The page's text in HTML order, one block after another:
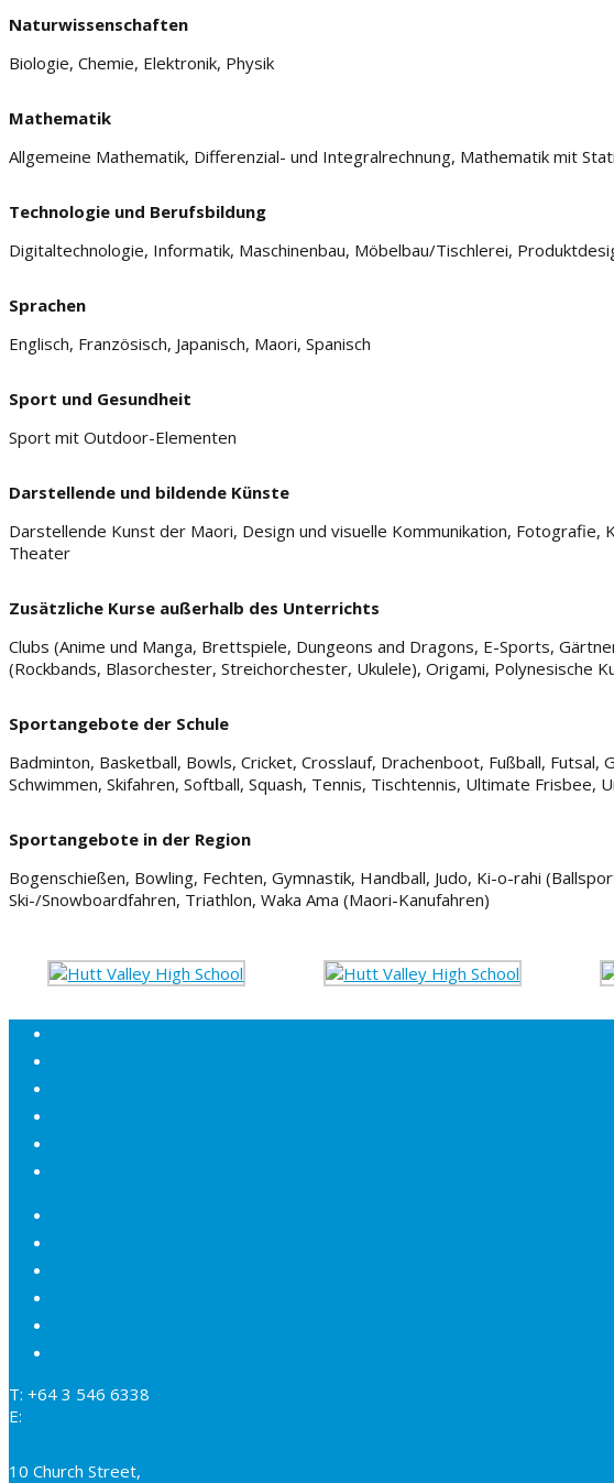
Naturwissenschaften
Biologie, Chemie, Elektronik, Physik
Mathematik
Allgemeine Mathematik, Differenzial- und Integralrechnung, Mathematik mit
Technologie und Berufsbildung
Digitaltechnologie, Informatik, Maschinenbau, Möbelbau/Tischlerei,
Sprachen
Englisch, Französisch, Japanisch, Maori, Spanisch
Sport und Gesundheit
Sport mit Outdoor-Elementen
Darstellende und bildende Künste
Darstellende Kunst der Maori, Design und visuelle Kommunikation, Fotografie,
Theater
Zusätzliche Kurse außerhalb des Unterrichts
Clubs (Anime und Manga, Brettspiele, Dungeons and Dragons, E-Sports,
(Rockbands, Blasorchester, Streichorchester, Ukulele), Origami, Polynesische
Sportangebote der Schule
Badminton, Basketball, Bowls, Cricket, Crosslauf, Drachenboot, Fußball,
Schwimmen, Skifahren, Softball, Squash, Tennis, Tischtennis, Ultimate Frisbee,
Sportangebote in der Region
Bogenschießen, Bowling, Fechten, Gymnastik, Handball, Judo, Ki-o-rahi
Ski-/Snowboardfahren, Triathlon, Waka Ama (Maori-Kanufahren)
T: +64 3 546 6338
E:
10 Church Street,